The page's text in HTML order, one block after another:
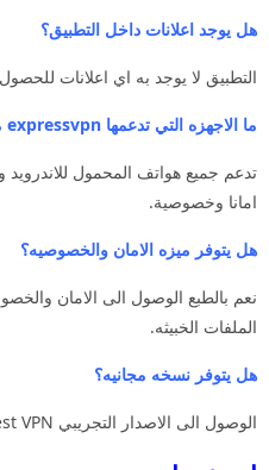
هل يوجد اعلانات داخل التطبيق؟
التطبيق لا يوجد به اي اعلانات
ما الاجهزه التي تدعمها expressvpn مهكر؟
تدعم جميع هواتف المحمول للاندرويد
امانا وخصوصية.
هل يتوفر ميزه الامان والخصوصيه؟
نعم بالطبع الوصول الى الامان
الملفات الخبيثه.
هل يتوفر نسخه مجانيه؟
الوصول الى الاصدار التجريبي Best VPN والاستمتاع بسبع ايام مجانا.